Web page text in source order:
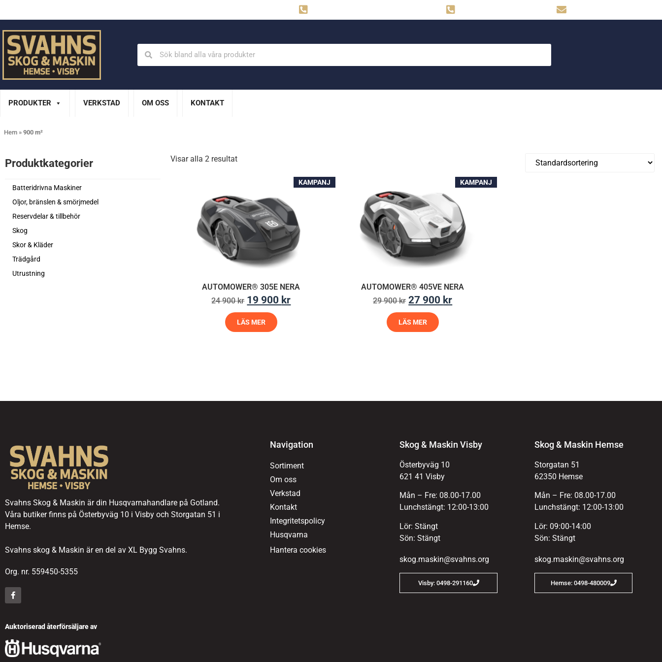
PRODUKTER VERKSTAD OM OSS KONTAKT
Hem » 900 m²
Produktkategorier​
Batteridrivna Maskiner
Oljor, bränslen & smörjmedel
Reservdelar & tillbehör
Skog
Skor & Kläder
Trädgård
Utrustning
Visar alla 2 resultat
KAMPANJ
AUTOMOWER® 305E NERA
24 900kr 19 900 kr
LÄS MER
KAMPANJ
AUTOMOWER® 405VE NERA
29 900kr 27 900 kr
LÄS MER
Svahns Skog & Maskin är din Husqvarnahandlare på Gotland.
Våra butiker finns på Österbyväg 10 i Visby och Storgatan 51 i
Hemse.
Svahns skog & Maskin är en del av XL Bygg Svahns.
Org. nr. 559450-5355
Auktoriserad återförsäljare av
Navigation
Sortiment
Om oss
Verkstad
Kontakt
Integritetspolicy
Husqvarna
Hantera cookies
Skog & Maskin Visby
Österbyväg 10
621 41 Visby
Mån – Fre: 08.00-17.00
Lunchstängt: 12:00-13:00
Lör: Stängt
Sön: Stängt
skog.maskin@svahns.org
Visby: 0498-291160
Skog & Maskin Hemse
Storgatan 51
62350 Hemse
Mån – Fre: 08.00-17.00
Lunchstängt: 12:00-13:00
Lör: 09:00-14:00
Sön: Stängt
skog.maskin@svahns.org
Hemse: 0498-480009